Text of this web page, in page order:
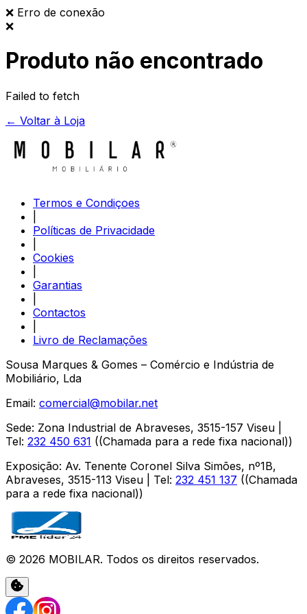
❌ Erro de conexão
❌
Produto não encontrado
Failed to fetch
← Voltar à Loja
Termos e Condiçoes
Políticas de Privacidade
Cookies
Garantias
Contactos
Livro de Reclamações
Sousa Marques & Gomes – Comércio e Indústria de
Mobiliário, Lda
Email: comercial@mobilar.net
Sede: Zona Industrial de Abraveses, 3515-157 Viseu
Tel: 232 450 631 ((Chamada para a rede fixa nacional))
Exposição: Av. Tenente Coronel Silva Simões, nº1B,
Abraveses, 3515-113 Viseu | Tel: 232 451 137 ((Chamada
para a rede fixa nacional))
© 2026 MOBILAR. Todos os direitos reservados.